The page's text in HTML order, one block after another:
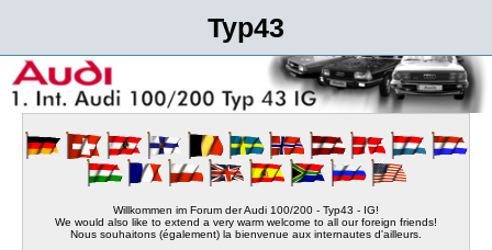
Typ43
Willkommen im Forum der Audi 100/200 - Typ43 - IG!
We would also like to extend a very warm welcome to all our foreign friends!
Nous souhaitons (également) la bienvenue aux internautes d'ailleurs.